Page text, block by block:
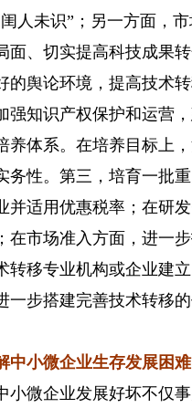
人未识”；另一方面，
面、切实提高科技成果
舆论环境，提高技术
强知识产权保护和运营
养体系。在培养目标上
性。第三，培育一批
适用优惠税率；在研
市场准入方面，进一
移专业机构或企业建
步搭建完善技术转移的
小微企业生存发展困难
微企业发展好坏不仅事